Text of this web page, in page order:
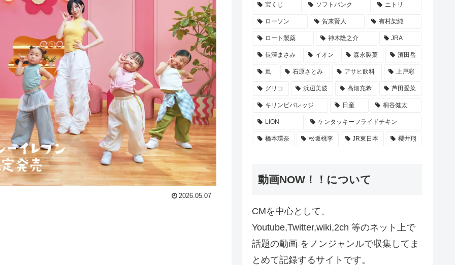
2026.05.07
宝くじ ソフトバンク ニトリ
ローソン 賀来賢人 有村架純
ロート製薬 神木隆之介 JRA
長澤まさみ イオン 森永製菓 濱田岳
嵐 石原さとみ アサヒ飲料 上戸彩
グリコ 浜辺美波 高畑充希 芦田愛菜
キリンビバレッジ 日産 桐谷健太
LION ケンタッキーフライドチキン
橋本環奈 松坂桃李 JR東日本 櫻井翔
動画NOW！！について
CMを中心として、
Youtube,Twitter,wiki,2ch 等のネット上で
話題の動画 をノンジャンルで収集してま
とめて記録するサイトです。